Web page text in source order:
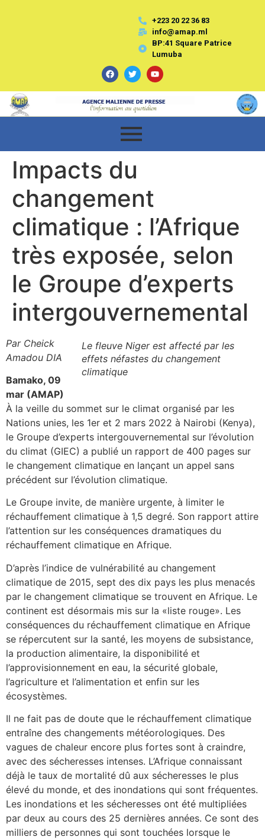
+223 20 22 36 83
info@amap.ml
BP:41 Square Patrice
Lumuba
Impacts du
changement
climatique : l’Afrique
très exposée, selon
le Groupe d’experts
intergouvernemental
Le fleuve Niger est affecté par les
effets néfastes du changement
climatique
Par Cheick
Amadou DIA
Bamako, 09
mar (AMAP)
À la veille du sommet sur le climat organisé par les
Nations unies, les 1er et 2 mars 2022 à Nairobi (Kenya),
le Groupe d’experts intergouvernemental sur l’évolution
du climat (GIEC) a publié un rapport de 400 pages sur
le changement climatique en lançant un appel sans
précédent sur l’évolution climatique.
Le Groupe invite, de manière urgente, à limiter le
réchauffement climatique à 1,5 degré. Son rapport attire
l’attention sur les conséquences dramatiques du
réchauffement climatique en Afrique.
D’après l’indice de vulnérabilité au changement
climatique de 2015, sept des dix pays les plus menacés
par le changement climatique se trouvent en Afrique. Le
continent est désormais mis sur la «liste rouge». Les
conséquences du réchauffement climatique en Afrique
se répercutent sur la santé, les moyens de subsistance,
la production alimentaire, la disponibilité et
l’approvisionnement en eau, la sécurité globale,
l’agriculture et l’alimentation et enfin sur les
écosystèmes.
Il ne fait pas de doute que le réchauffement climatique
entraîne des changements météorologiques. Des
vagues de chaleur encore plus fortes sont à craindre,
avec des sécheresses intenses. L’Afrique connaissant
déjà le taux de mortalité dû aux sécheresses le plus
élevé du monde, et des inondations qui sont fréquentes.
Les inondations et les sécheresses ont été multipliées
par deux au cours des 25 dernières années. Ce sont des
milliers de personnes qui sont touchées lorsque le